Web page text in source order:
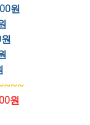
원
원